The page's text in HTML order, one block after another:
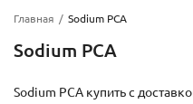
Главная / Sodium PCA
Sodium PCA
Sodium PCA купить с